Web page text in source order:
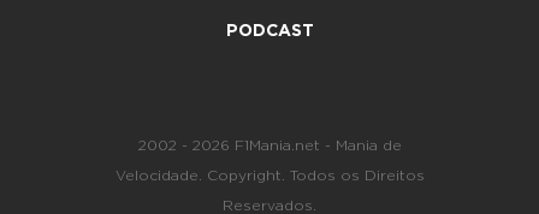
PODCAST
2002 - 2026 F1Mania.net - Mania de
Velocidade. Copyright. Todos os Direitos
Reservados.